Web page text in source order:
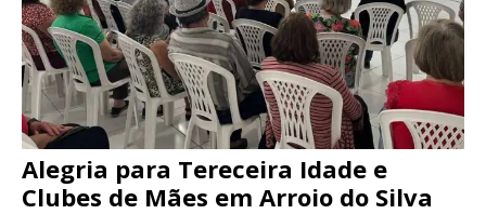
Alegria para Tereceira Idade e
Clubes de Mães em Arroio do Silva